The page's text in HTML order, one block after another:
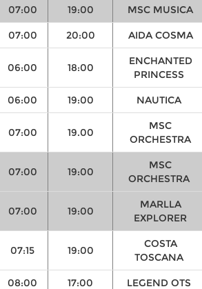
07:00 19:00 MSC MUSICA
07:00 20:00 AIDA COSMA
06:00 18:00
ENCHANTED
PRINCESS
06:00 19:00 NAUTICA
07:00 19.00
MSC
ORCHESTRA
07:00 19:00
MSC
ORCHESTRA
07:00 19:00
MARLLA
EXPLORER
07:15 19:00
COSTA
TOSCANA
08:00 17:00 LEGEND OTS